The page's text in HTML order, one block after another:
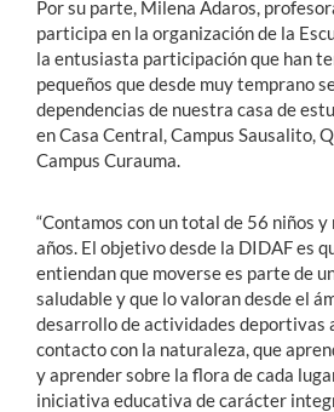
Por su parte, Milena Adaros,
participa en la organización de la
la entusiasta participación que han
pequeños que desde muy temprano
dependencias de nuestra casa de
en Casa Central, Campus Sausalito,
Campus Curauma.
“Contamos con un total de 56 niños
años. El objetivo desde la DIDAF es
entiendan que moverse es parte de
saludable y que lo valoran desde el
desarrollo de actividades deportivas
contacto con la naturaleza, que
y aprender sobre la flora de cada
iniciativa educativa de carácter